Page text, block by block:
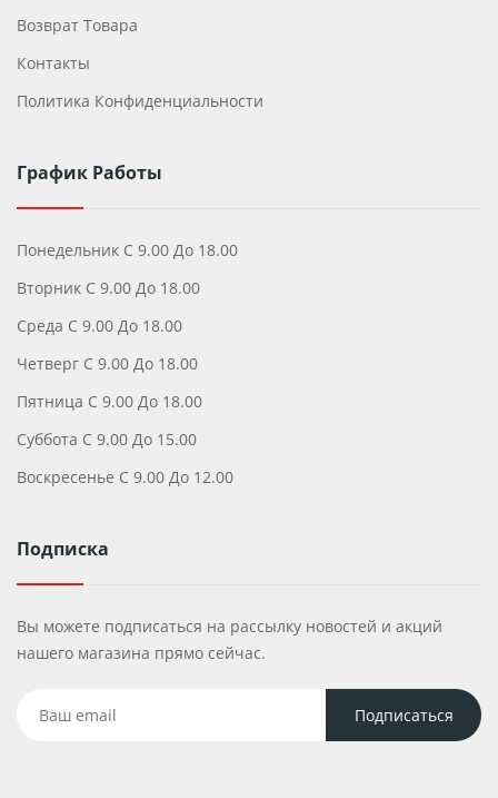
Возврат Товара
Контакты
Политика Конфиденциальности
График Работы
Понедельник С 9.00 До 18.00
Вторник С 9.00 До 18.00
Среда С 9.00 До 18.00
Четверг С 9.00 До 18.00
Пятница С 9.00 До 18.00
Суббота С 9.00 До 15.00
Воскресенье С 9.00 До 12.00
Подписка
Вы можете подписаться на рассылку новостей и акций
нашего магазина прямо сейчас.